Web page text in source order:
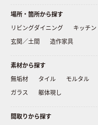
場所・箇所から探す
リビングダイニング
キッチン
玄関／土間
造作家具
素材から探す
無垢材
タイル モルタル
ガラス
躯体現し
間取りから探す